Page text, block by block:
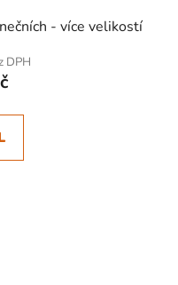
- více velikostí
DPH